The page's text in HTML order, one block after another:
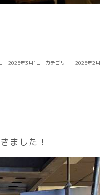
：2025年3月1日 カテゴリー： 2025年2月
ました！